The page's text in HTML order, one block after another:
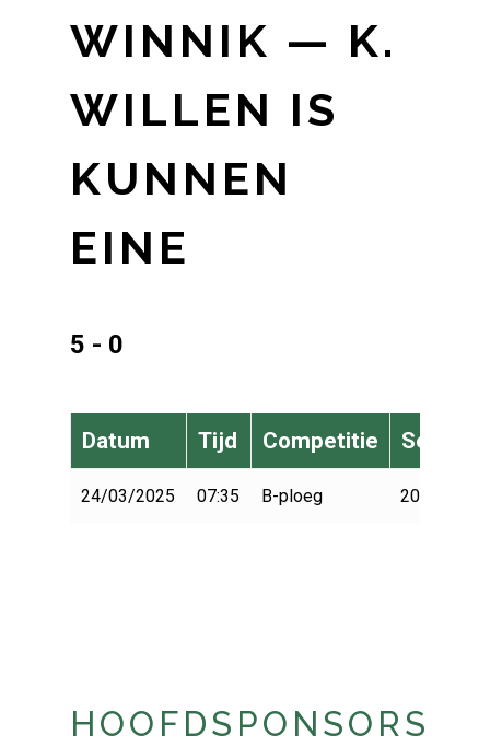
WINNIK — K.
WILLEN IS
KUNNEN
EINE
5 - 0
Datum Tijd Competitie Seizoen
24/03/2025 07:35 B-ploeg 2024-2025
HOOFDSPONSORS